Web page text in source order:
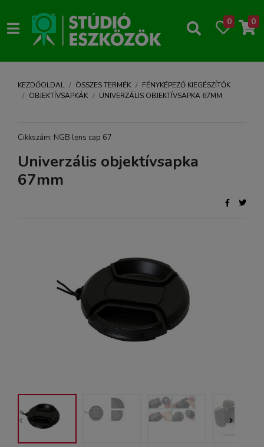
0 0
KEZDŐOLDAL ÖSSZES TERMÉK
FÉNYKÉPEZŐ KIEGÉSZÍTŐK
OBJEKTÍVSAPKÁK
UNIVERZÁLIS OBJEKTÍVSAPKA 67MM
Cikkszám: NGB lens cap 67
Univerzális objektívsapka
67mm